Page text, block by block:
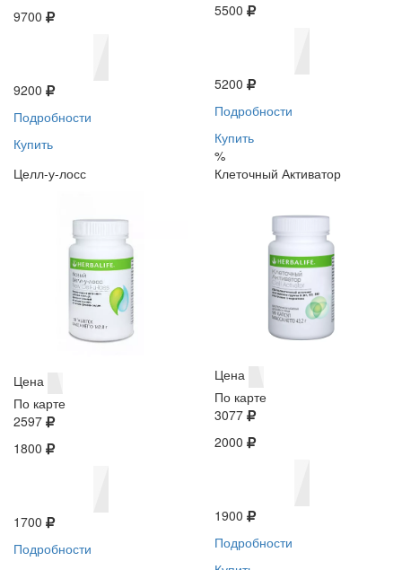
9700
9200
Подробности
Купить
5500
5200
Подробности
Купить
%
Целл-у-лосс
Цена
По карте
2597
1800
1700
Подробности
Клеточный Активатор
Цена
По карте
3077
2000
1900
Подробности